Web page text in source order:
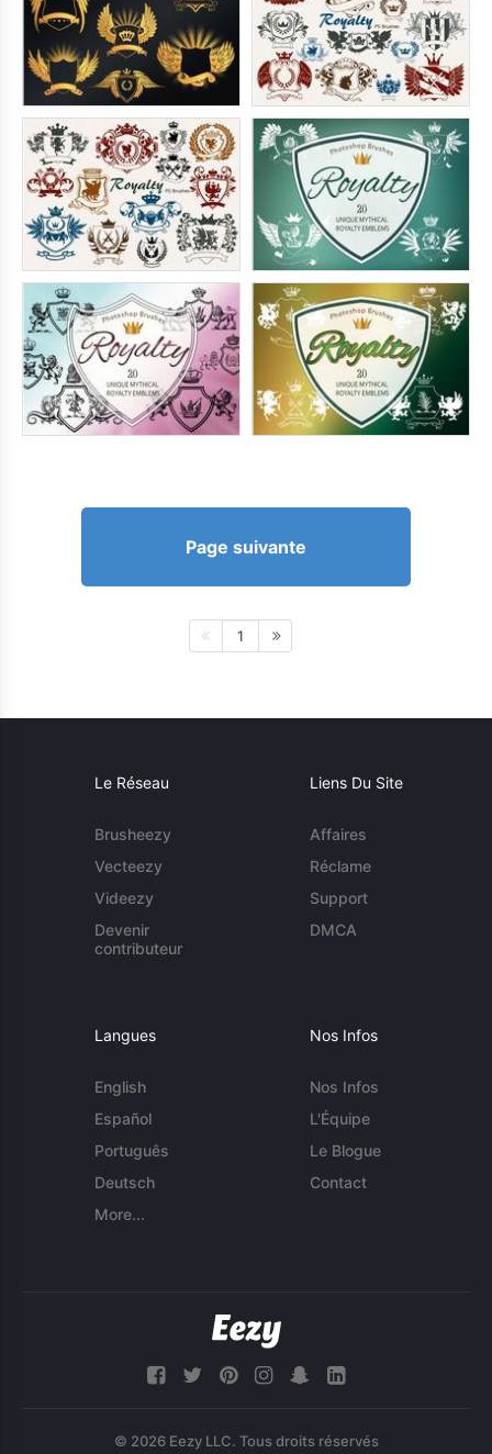
Page suivante
1
Le Réseau
Brusheezy
Vecteezy
Videezy
Devenir
contributeur
Liens Du Site
Affaires
Réclame
Support
DMCA
Langues
English
Español
Português
Deutsch
More...
Nos Infos
Nos Infos
L'Équipe
Le Blogue
Contact
© 2026 Eezy LLC. Tous droits réservés